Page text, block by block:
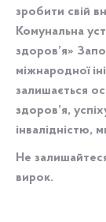
зробити свій
Комунальна
здоров’я»
міжнародної
залишається
здоров’я,
інвалідністю,
Не
вирок.